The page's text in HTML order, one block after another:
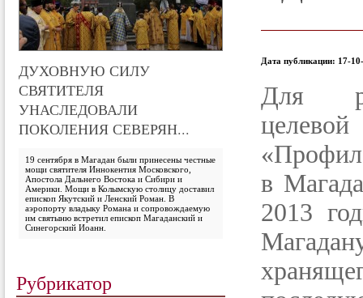
ДУХОВНУЮ СИЛУ
СВЯТИТЕЛЯ
УНАСЛЕДОВАЛИ
ПОКОЛЕНИЯ СЕВЕРЯН...
19 сентября в Магадан были принесены честные
мощи святителя Иннокентия Московского,
Апостола Дальнего Востока и Сибири и
Америки. Мощи в Колымскую столицу доставил
епископ Якутский и Ленский Роман. В
аэропорту владыку Романа и сопровождаемую
им святыню встретил епископ Магаданский и
Синегорский Иоанн.
Рубрикатор
Дата публикации: 17-
Для
в
2013